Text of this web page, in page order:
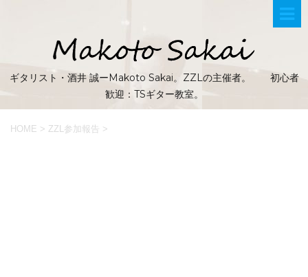
ギタリスト・酒井 誠ーMakoto Sakai。ZZLの主催者。 初心者
歓迎：TSギター教室。
HOME > ZZL参加報告 >